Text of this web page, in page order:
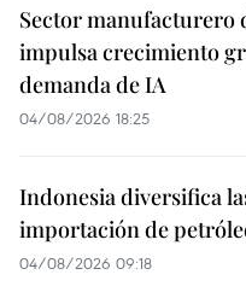
Sector manufacturero
impulsa crecimiento
demanda de IA
04/08/2026 18:25
Indonesia diversifica
importación de
04/08/2026 09:18